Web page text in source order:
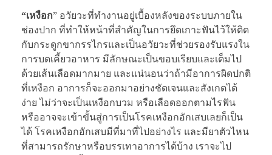
“เหงือก” อวัยวะที่ทำงานอยู่เบื้องหลังของระบบภายใน
ช่องปาก ที่ทำให้หน้าที่สำคัญในการยึดเกาะฟันไว้ให้ติด
กับกระดูกขากรรไกรและเป็นอวัยวะที่ช่วยรองรับแรงใน
การบดเคี้ยวอาหาร มีลักษณะเป็นขอบเรียบและเต็มไป
ด้วยเส้นเลือดมากมาย และแน่นอนว่าถ้ามีอาการผิดปกติ
ที่เหงือก อาการก็จะออกมาอย่างชัดเจนและสังเกตได้
ง่าย ไม่ว่าจะเป็นเหงือกบวม หรือเลือดออกตามไรฟัน
หรืออาจจะเข้าขั้นสู่การเป็นโรคเหงือกอักเสบเลยก็เป็น
ได้ โรคเหงือกอักเสบมีที่มาที่ไปอย่างไร และมียาตัวไหน
ที่สามารถรักษาหรือบรรเทาอาการได้บ้าง เราจะไป